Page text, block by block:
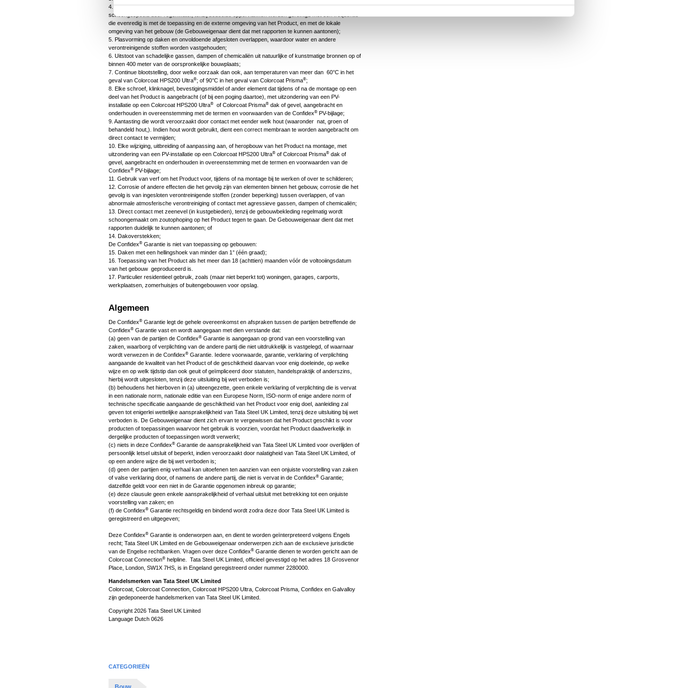
m
i
n
g
s
s
e
l
e
c
t
i
e
4. Opeenhoping van vuil of puin, of gebreken of schade bij oppervlakken die niet worden
schoongespoeld door regenwater, tenzij bedoelde oppervlakken worden gereinigd met een frequentie
die evenredig is met de toepassing en de externe omgeving van het Product, en met de lokale
omgeving van het gebouw (de Gebouweigenaar dient dat met rapporten te kunnen aantonen);
5. Plasvorming op daken en onvoldoende afgesloten overlappen, waardoor water en andere
verontreinigende stoffen worden vastgehouden;
6. Uitstoot van schadelijke gassen, dampen of chemicaliën uit natuurlijke of kunstmatige bronnen op of
binnen 400 meter van de oorspronkelijke bouwplaats;
7. Continue blootstelling, door welke oorzaak dan ook, aan temperaturen van meer dan 60°C in het
geval van Colorcoat HPS200 Ultra®; of 90°C in het geval van Colorcoat Prisma®;
8. Elke schroef, klinknagel, bevestigingsmiddel of ander element dat tijdens of na de montage op een
deel van het Product is aangebracht (of bij een poging daartoe), met uitzondering van een PV-
installatie op een Colorcoat HPS200 Ultra® of Colorcoat Prisma® dak of gevel, aangebracht en
onderhouden in overeenstemming met de termen en voorwaarden van de Confidex® PV-bijlage;
9. Aantasting die wordt veroorzaakt door contact met eender welk hout (waaronder nat, groen of
behandeld hout,). Indien hout wordt gebruikt, dient een correct membraan te worden aangebracht om
direct contact te vermijden;
10. Elke wijziging, uitbreiding of aanpassing aan, of heropbouw van het Product na montage, met
uitzondering van een PV-installatie op een Colorcoat HPS200 Ultra® of Colorcoat Prisma® dak of
gevel, aangebracht en onderhouden in overeenstemming met de termen en voorwaarden van de
Confidex® PV-bijlage;
11. Gebruik van verf om het Product voor, tijdens of na montage bij te werken of over te schilderen;
12. Corrosie of andere effecten die het gevolg zijn van elementen binnen het gebouw, corrosie die het
gevolg is van ingesloten verontreinigende stoffen (zonder beperking) tussen overlappen, of van
abnormale atmosferische verontreiniging of contact met agressieve gassen, dampen of chemicaliën;
13. Direct contact met zeenevel (in kustgebieden), tenzij de gebouwbekleding regelmatig wordt
schoongemaakt om zoutophoping op het Product tegen te gaan. De Gebouweigenaar dient dat met
rapporten duidelijk te kunnen aantonen; of
14. Dakoverstekken;
De Confidex® Garantie is niet van toepassing op gebouwen:
15. Daken met een hellingshoek van minder dan 1° (één graad);
16. Toepassing van het Product als het meer dan 18 (achttien) maanden vóór de voltooiingsdatum
van het gebouw geproduceerd is.
17. Particulier residentieel gebruik, zoals (maar niet beperkt tot) woningen, garages, carports,
werkplaatsen, zomerhuisjes of buitengebouwen voor opslag.
Algemeen
De Confidex® Garantie legt de gehele overeenkomst en afspraken tussen de partijen betreffende de
Confidex® Garantie vast en wordt aangegaan met dien verstande dat:
(a) geen van de partijen de Confidex® Garantie is aangegaan op grond van een voorstelling van
zaken, waarborg of verplichting van de andere partij die niet uitdrukkelijk is vastgelegd, of waarnaar
wordt verwezen in de Confidex® Garantie. Iedere voorwaarde, garantie, verklaring of verplichting
aangaande de kwaliteit van het Product of de geschiktheid daarvan voor enig doeleinde, op welke
wijze en op welk tijdstip dan ook geuit of geïmpliceerd door statuten, handelspraktijk of anderszins,
hierbij wordt uitgesloten, tenzij deze uitsluiting bij wet verboden is;
(b) behoudens het hierboven in (a) uiteengezette, geen enkele verklaring of verplichting die is vervat
in een nationale norm, nationale editie van een Europese Norm, ISO-norm of enige andere norm of
technische specificatie aangaande de geschiktheid van het Product voor enig doel, aanleiding zal
geven tot enigerlei wettelijke aansprakelijkheid van Tata Steel UK Limited, tenzij deze uitsluiting bij wet
verboden is. De Gebouweigenaar dient zich ervan te vergewissen dat het Product geschikt is voor
producten of toepassingen waarvoor het gebruik is voorzien, voordat het Product daadwerkelijk in
dergelijke producten of toepassingen wordt verwerkt;
(c) niets in deze Confidex® Garantie de aansprakelijkheid van Tata Steel UK Limited voor overlijden of
persoonlijk letsel uitsluit of beperkt, indien veroorzaakt door nalatigheid van Tata Steel UK Limited, of
op een andere wijze die bij wet verboden is;
(d) geen der partijen enig verhaal kan uitoefenen ten aanzien van een onjuiste voorstelling van zaken
of valse verklaring door, of namens de andere partij, die niet is vervat in de Confidex® Garantie;
datzelfde geldt voor een niet in de Garantie opgenomen inbreuk op garantie;
(e) deze clausule geen enkele aansprakelijkheid of verhaal uitsluit met betrekking tot een onjuiste
voorstelling van zaken; en
(f) de Confidex® Garantie rechtsgeldig en bindend wordt zodra deze door Tata Steel UK Limited is
geregistreerd en uitgegeven;
Deze Confidex® Garantie is onderworpen aan, en dient te worden geïnterpreteerd volgens Engels
recht; Tata Steel UK Limited en de Gebouweigenaar onderwerpen zich aan de exclusieve jurisdictie
van de Engelse rechtbanken. Vragen over deze Confidex® Garantie dienen te worden gericht aan de
Colorcoat Connection® helpline. Tata Steel UK Limited, officieel gevestigd op het adres 18 Grosvenor
Place, London, SW1X 7HS, is in Engeland geregistreerd onder nummer 2280000.
Handelsmerken van Tata Steel UK Limited
Colorcoat, Colorcoat Connection, Colorcoat HPS200 Ultra, Colorcoat Prisma, Confidex en Galvalloy
zijn gedeponeerde handelsmerken van Tata Steel UK Limited.
Copyright 2026 Tata Steel UK Limited
Language Dutch 0626
CATEGORIEËN